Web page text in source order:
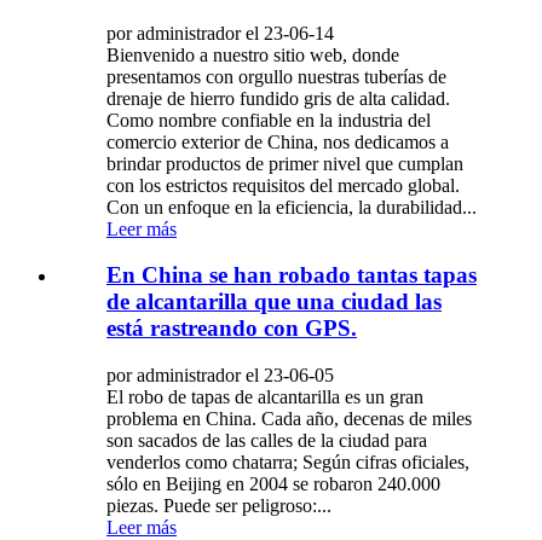
por administrador el 23-06-14
Bienvenido a nuestro sitio web, donde
presentamos con orgullo nuestras tuberías de
drenaje de hierro fundido gris de alta calidad.
Como nombre confiable en la industria del
comercio exterior de China, nos dedicamos a
brindar productos de primer nivel que cumplan
con los estrictos requisitos del mercado global.
Con un enfoque en la eficiencia, la durabilidad...
Leer más
En China se han robado tantas tapas
de alcantarilla que una ciudad las
está rastreando con GPS.
por administrador el 23-06-05
El robo de tapas de alcantarilla es un gran
problema en China. Cada año, decenas de miles
son sacados de las calles de la ciudad para
venderlos como chatarra; Según cifras oficiales,
sólo en Beijing en 2004 se robaron 240.000
piezas. Puede ser peligroso:...
Leer más